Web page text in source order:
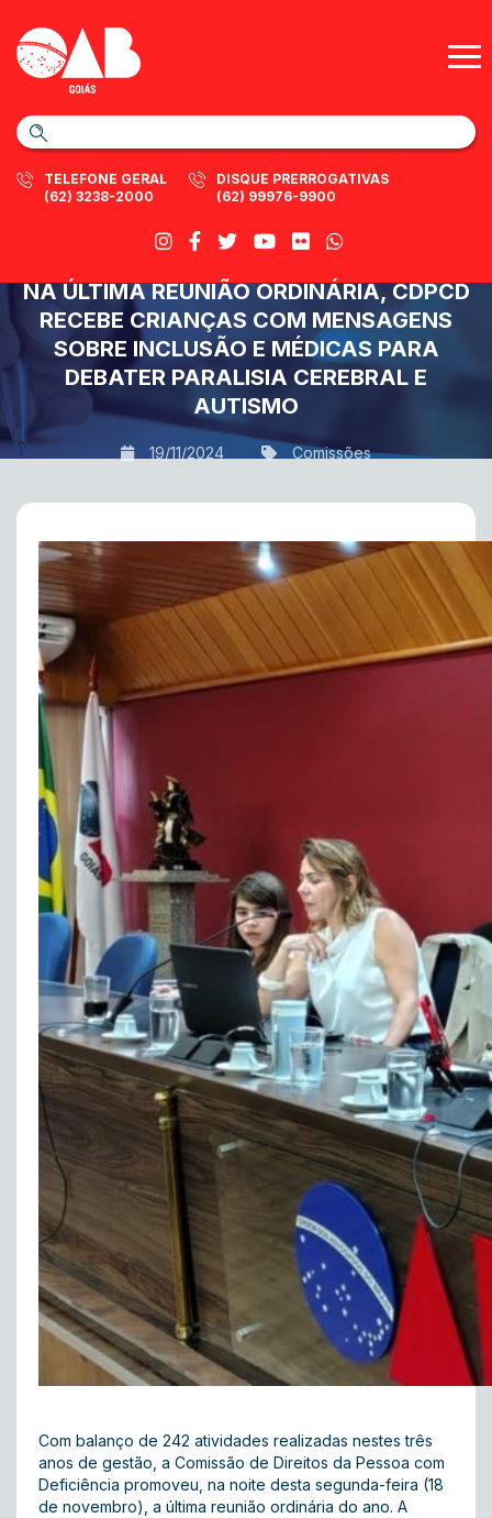
TELEFONE GERAL
(62) 3238-2000
DISQUE PRERROGATIVAS
(62) 99976-9900
NA ÚLTIMA REUNIÃO ORDINÁRIA, CDPCD
RECEBE CRIANÇAS COM MENSAGENS
SOBRE INCLUSÃO E MÉDICAS PARA
DEBATER PARALISIA CEREBRAL E
AUTISMO
19/11/2024 Comissões
Com balanço de 242 atividades realizadas nestes três
anos de gestão, a Comissão de Direitos da Pessoa com
Deficiência promoveu, na noite desta segunda-feira (18
de novembro), a última reunião ordinária do ano. A